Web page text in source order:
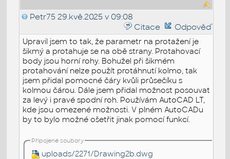
Petr75 29.kvě.2025 v 09:08
Citace
Odpověď
Upravil jsem to tak, že parametr na protažení je
šikmý a protahuje se na obě strany. Protahovací
body jsou horní rohy. Bohužel při šikmém
protahování nelze použít protáhnutí kolmo, tak
jsem přidal pomocné čáry kvůli průsečíku s
kolmou čárou. Dále jsem přidal možnost posouvat
za levý i pravé spodní roh. Používám AutoCAD LT,
kde jsou omezené možnosti. V plném AutoCADu
by to bylo možné ošetřit jinak pomocí funkcí.
Připojené soubory
uploads/2271/Drawing2b.dwg